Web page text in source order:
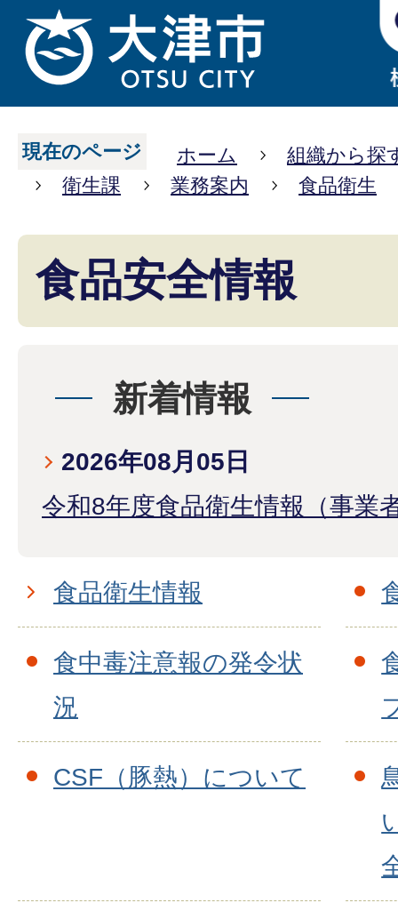
現在のページ ホーム
組織から探
衛生課
業務案内 食品衛生
食品安全情報
新着情報
2026年08月05日
令和8年度食品衛生情報（事業
食品衛生情報
食中毒注意報の発令状
況
CSF（豚熱）について